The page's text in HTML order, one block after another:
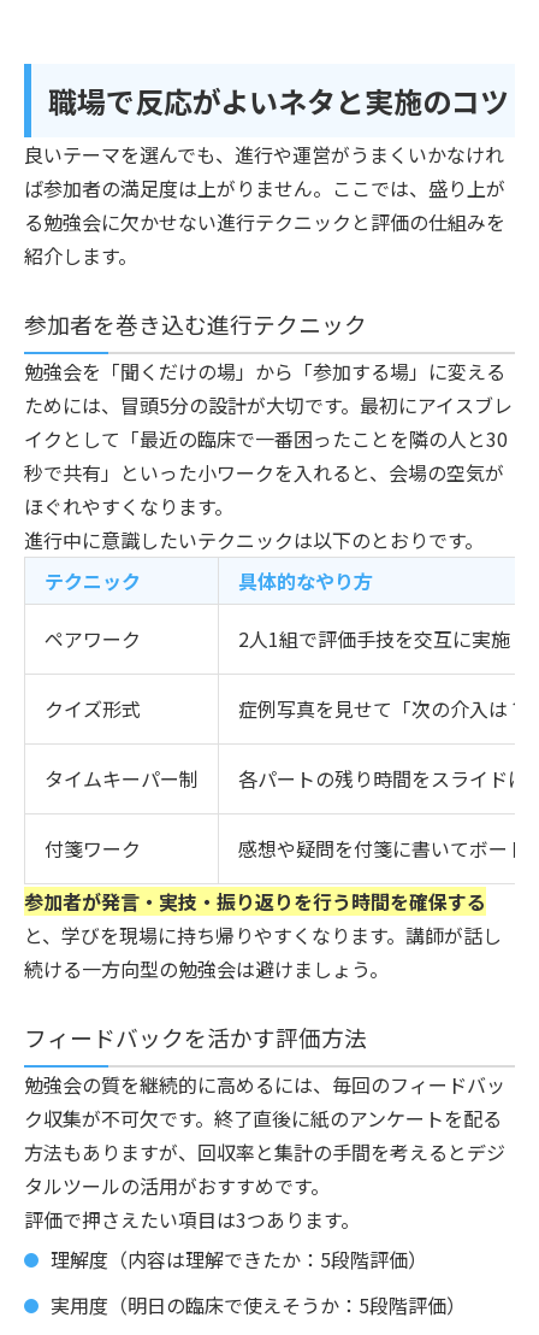
職場で反応がよいネタと実施のコツ
良いテーマを選んでも、進行や運営がうまくいかなけれ
ば参加者の満足度は上がりません。ここでは、盛り上が
る勉強会に欠かせない進行テクニックと評価の仕組みを
紹介します。
参加者を巻き込む進行テクニック
勉強会を「聞くだけの場」から「参加する場」に変える
ためには、冒頭5分の設計が大切です。最初にアイスブレ
イクとして「最近の臨床で一番困ったことを隣の人と30
秒で共有」といった小ワークを入れると、会場の空気が
ほぐれやすくなります。
進行中に意識したいテクニックは以下のとおりです。
テクニック
具体的なやり方
ペアワーク
2人1組で評価手技を交互に実施
クイズ形式 症例写真を見せて「次の介入は？
タイムキーパー制 各パートの残り時間をスライドに
付箋ワーク
感想や疑問を付箋に書いてボード
参加者が発言・実技・振り返りを行う時間を確保する
と、学びを現場に持ち帰りやすくなります。講師が話し
続ける一方向型の勉強会は避けましょう。
フィードバックを活かす評価方法
勉強会の質を継続的に高めるには、毎回のフィードバッ
ク収集が不可欠です。終了直後に紙のアンケートを配る
方法もありますが、回収率と集計の手間を考えるとデジ
タルツールの活用がおすすめです。
評価で押さえたい項目は3つあります。
理解度（内容は理解できたか：5段階評価）
実用度（明日の臨床で使えそうか：5段階評価）